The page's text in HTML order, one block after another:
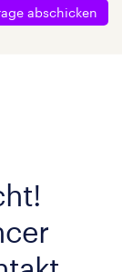
abschicken